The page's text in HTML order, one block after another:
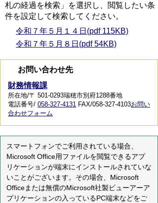
札の経過を検索」を選択し、閲覧したい条
件を設定して検索してください。
令和７年５月１４日(pdf 115KB)
令和７年５月８日(pdf 54KB)
お問い合わせ先
財務情報課
所在地/〒 501-0293瑞穂市別府1288番地
電話番号/ 058-327-4131 FAX/058-327-4103お問い
合わせフォーム
スマートフォンでご利用されている場合、
Microsoft Office用ファイルを閲覧できるアプ
リケーションが端末にインストールされていな
いことがございます。その場合、Microsoft
Officeまたは無償のMicrosoft社製ビューアーア
プリケーションの入っているPC端末などをご